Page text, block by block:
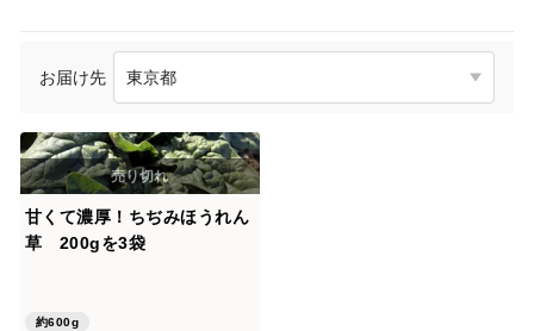
お届け先
甘くて濃厚！ちぢみほうれん
草 200gを3袋
約600g